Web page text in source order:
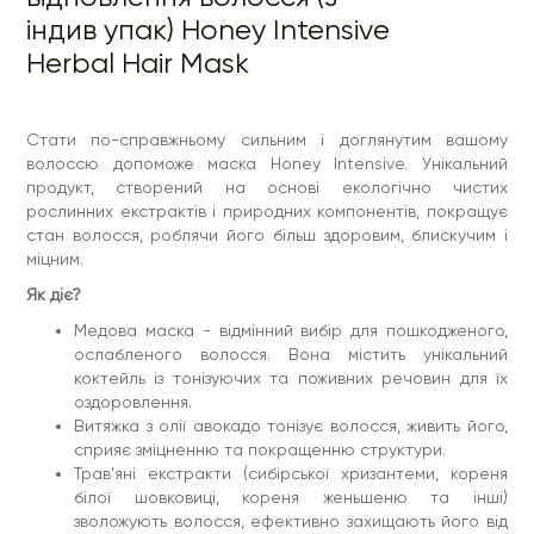
індив упак) Honey Intensive
Herbal Hair Mask
Стати по-справжньому сильним і доглянутим вашому
волоссю допоможе маска Honey Intensive. Унікальний
продукт, створений на основі екологічно чистих
рослинних екстрактів і природних компонентів, покращує
стан волосся, роблячи його більш здоровим, блискучим і
міцним.
Як діє?
Медова маска - відмінний вибір для пошкодженого,
ослабленого волосся. Вона містить унікальний
коктейль із тонізуючих та поживних речовин для їх
оздоровлення.
Витяжка з олії авокадо тонізує волосся, живить його,
сприяє зміцненню та покращенню структури.
Трав'яні екстракти (сибірської хризантеми, кореня
білої шовковиці, кореня женьшеню та інші)
зволожують волосся, ефективно захищають його від